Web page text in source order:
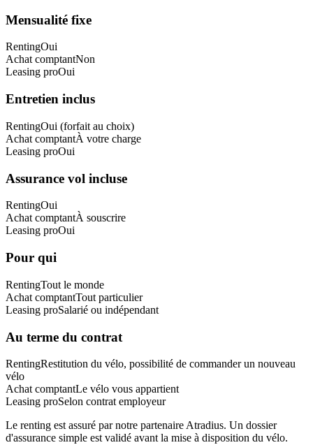
Mensualité fixe
RentingOui
Achat comptantNon
Leasing proOui
Entretien inclus
RentingOui (forfait au choix)
Achat comptantÀ votre charge
Leasing proOui
Assurance vol incluse
RentingOui
Achat comptantÀ souscrire
Leasing proOui
Pour qui
RentingTout le monde
Achat comptantTout particulier
Leasing proSalarié ou indépendant
Au terme du contrat
RentingRestitution du vélo, possibilité de commander un nouveau
vélo
Achat comptantLe vélo vous appartient
Leasing proSelon contrat employeur
Le renting est assuré par notre partenaire Atradius. Un dossier
d'assurance simple est validé avant la mise à disposition du vélo.